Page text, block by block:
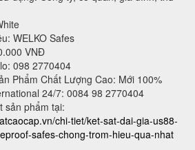
WELKO Safes
VNĐ
098 2770404
Phẩm Chất Lượng Cao: Mới 100%
24/7: 0084 98 2770404
sản phẩm tại:
chi-tiet/ket-sat-dai-gia-us88-
safes-chong-trom-hieu-qua-nhat